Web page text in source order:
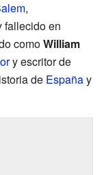
,
fallecido en
comoWilliam
y escritor de
de Españay